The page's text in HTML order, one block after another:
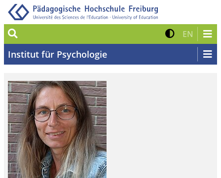
Suche Kontrast
EN Zur
Institut für Psychologie